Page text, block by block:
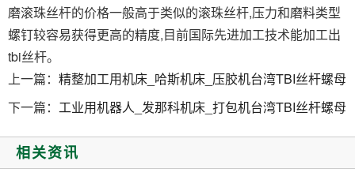
磨滚珠丝杆的价格一般高于类似的滚珠丝杆,压力和磨料类型
螺钉较容易获得更高的精度,目前国际先进加工技术能加工出
tbi丝杆。
上一篇： 精整加工用机床_哈斯机床_压胶机台湾TBI丝杆螺母
下一篇： 工业用机器人_发那科机床_打包机台湾TBI丝杆螺母
相关资讯